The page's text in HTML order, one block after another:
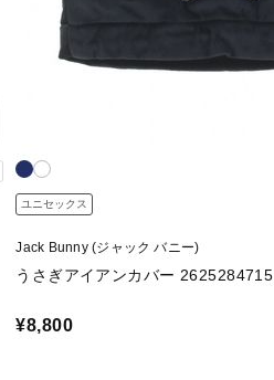
ユニセックス
Jack Bunny (ジャック バニー)
うさぎアイアンカバー 2625284715
¥8,800